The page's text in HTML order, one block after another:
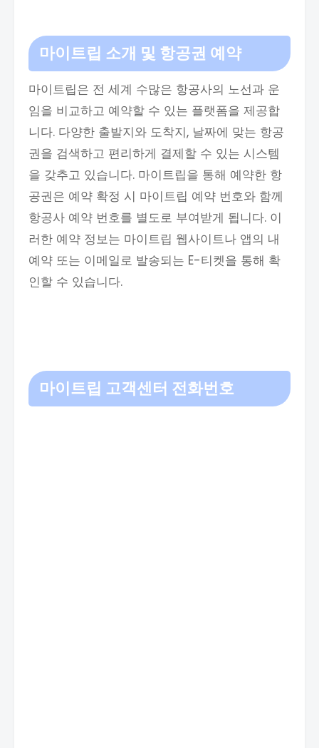
마이트립 소개 및 항공권 예약
마이트립은 전 세계 수많은 항공사의 노선과 운
임을 비교하고 예약할 수 있는 플랫폼을 제공합
니다. 다양한 출발지와 도착지, 날짜에 맞는 항공
권을 검색하고 편리하게 결제할 수 있는 시스템
을 갖추고 있습니다. 마이트립을 통해 예약한 항
공권은 예약 확정 시 마이트립 예약 번호와 함께
항공사 예약 번호를 별도로 부여받게 됩니다. 이
러한 예약 정보는 마이트립 웹사이트나 앱의 내
예약 또는 이메일로 발송되는 E-티켓을 통해 확
인할 수 있습니다.
마이트립 고객센터 전화번호